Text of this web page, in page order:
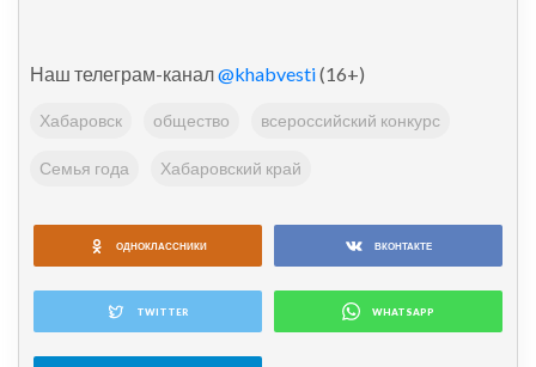
Наш телеграм-канал@khabvesti(16+)
Хабаровск общество всероссийский конкурс
Семья года Хабаровский край
ОДНОКЛАССНИКИ ВКОНТАКТЕ
TWITTER WHATSAPP